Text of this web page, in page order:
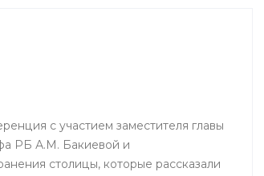
с участием заместителя главы
РБ А.М. Бакиевой и
столицы, которые рассказали